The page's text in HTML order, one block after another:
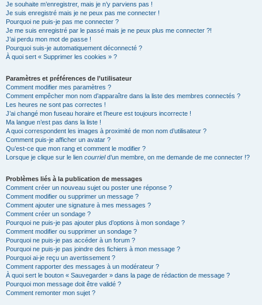
Je souhaite m’enregistrer, mais je n’y parviens pas !
Je suis enregistré mais je ne peux pas me connecter !
Pourquoi ne puis-je pas me connecter ?
Je me suis enregistré par le passé mais je ne peux plus me connecter ?!
J’ai perdu mon mot de passe !
Pourquoi suis-je automatiquement déconnecté ?
À quoi sert « Supprimer les cookies » ?
Paramètres et préférences de l’utilisateur
Comment modifier mes paramètres ?
Comment empêcher mon nom d’apparaître dans la liste des membres connectés ?
Les heures ne sont pas correctes !
J’ai changé mon fuseau horaire et l’heure est toujours incorrecte !
Ma langue n’est pas dans la liste !
A quoi correspondent les images à proximité de mon nom d’utilisateur ?
Comment puis-je afficher un avatar ?
Qu’est-ce que mon rang et comment le modifier ?
Lorsque je clique sur le lien courrield’un membre, on me demande de me connecter !?
Problèmes liés à la publication de messages
Comment créer un nouveau sujet ou poster une réponse ?
Comment modifier ou supprimer un message ?
Comment ajouter une signature à mes messages ?
Comment créer un sondage ?
Pourquoi ne puis-je pas ajouter plus d’options à mon sondage ?
Comment modifier ou supprimer un sondage ?
Pourquoi ne puis-je pas accéder à un forum ?
Pourquoi ne puis-je pas joindre des fichiers à mon message ?
Pourquoi ai-je reçu un avertissement ?
Comment rapporter des messages à un modérateur ?
À quoi sert le bouton « Sauvegarder » dans la page de rédaction de message ?
Pourquoi mon message doit être validé ?
Comment remonter mon sujet ?